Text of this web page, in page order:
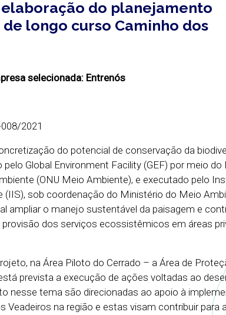
do planejamento
longo curso Caminho dos
selecionada: Entrenós
2021
do potencial de conservação da
Global Environment Facility (GEF) por meio do
(ONU Meio Ambiente), e executado pelo
(IIS), sob coordenação do Ministério do Meio
ampliar o manejo sustentável da paisagem e
dos serviços ecossistêmicos em áreas
na Área Piloto do Cerrado – a Área de
prevista a execução de ações voltadas ao
nesse tema são direcionadas ao apoio à
Veadeiros na região e estas visam contribuir para